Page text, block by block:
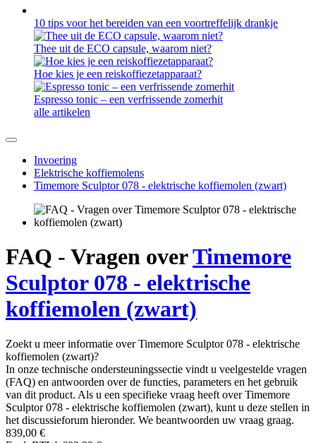
10 tips voor het bereiden van een voortreffelijk drankje
Thee uit de ECO capsule, waarom niet?
Hoe kies je een reiskoffiezetapparaat?
Espresso tonic – een verfrissende zomerhit
alle artikelen
Invoering
Elektrische koffiemolens
Timemore Sculptor 078 - elektrische koffiemolen (zwart)
FAQ - Vragen overTimemore
Sculptor 078 - elektrische
koffiemolen (zwart)
Zoekt u meer informatie over Timemore Sculptor 078 - elektrische
koffiemolen (zwart)?
In onze technische ondersteuningssectie vindt u veelgestelde vragen
(FAQ) en antwoorden over de functies, parameters en het gebruik
van dit product. Als u een specifieke vraag heeft over Timemore
Sculptor 078 - elektrische koffiemolen (zwart), kunt u deze stellen in
het discussieforum hieronder. We beantwoorden uw vraag graag.
839,00 €